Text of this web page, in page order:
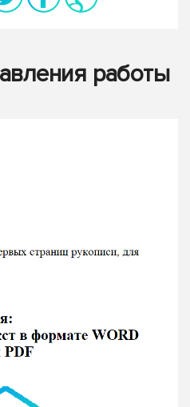
работы